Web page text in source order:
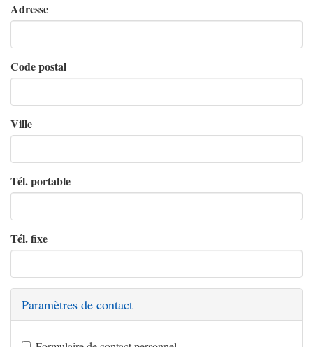
Adresse
Code postal
Ville
Tél. portable
Tél. fixe
Paramètres de contact